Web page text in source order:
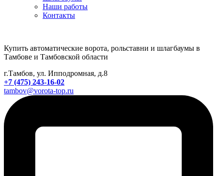
Наши работы
Контакты
Купить автоматические ворота, рольставни и шлагбаумы в
Тамбове и Тамбовской области
г.Тамбов, ул. Ипподромная, д.8
+7 (475) 243-16-02
tambov@vorota-top.ru